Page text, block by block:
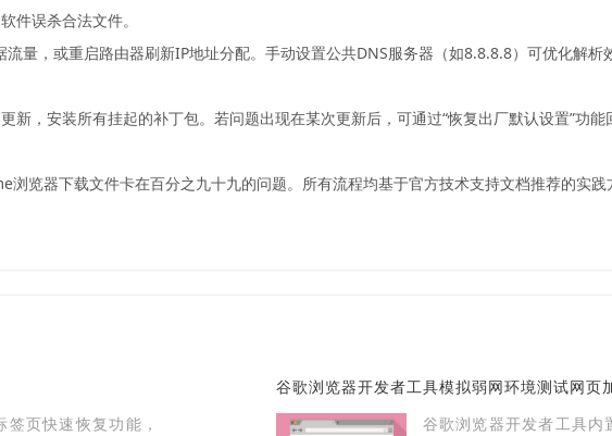
件误杀合法文件。
量，或重启路由器刷新IP地址分配。手动设置公共DNS服务器（如8.8.8.8）可优化解析
新，安装所有挂起的补丁包。若问题出现在某次更新后，可通过“恢复出厂默认设置”功
览器下载文件卡在百分之九十九的问题。所有流程均基于官方技术支持文档推荐的实
页快速恢复功能，
谷歌浏览器开发者工具模拟弱网环境测试网页
谷歌浏览器开发者工具内